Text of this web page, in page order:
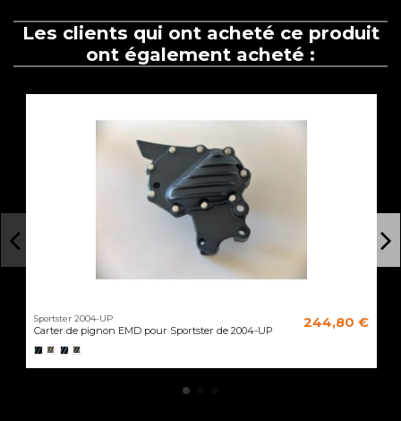
Les clients qui ont acheté ce produit
ont également acheté :
Sportster 2004-UP
Carter de pignon EMD pour Sportster de 2004-UP
244,80 €